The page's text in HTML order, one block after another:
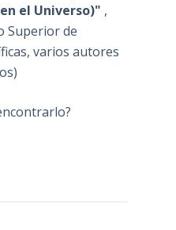
el Universo)" ,
Superior de
varios autores